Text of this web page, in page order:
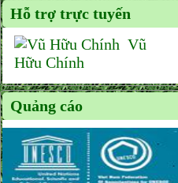
Hỗ trợ trực tuyến
Vũ
Hữu Chính
Quảng cáo